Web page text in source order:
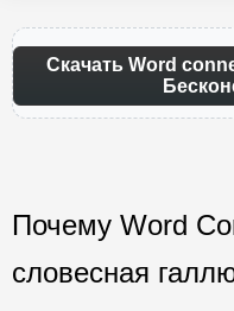
Скачать Word
Почему Word
словесная